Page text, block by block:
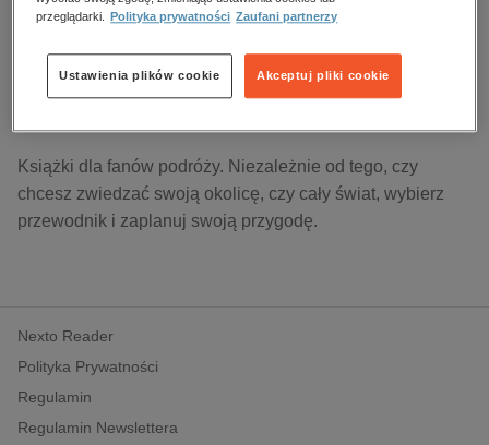
darmowe wydania
dzienniki
komputery, internet, technologie, informatyka
kobiece, lifestyle, kultura
popularno-naukowe
historia
zdrowie
religie
Książki dla fanów podróży. Niezależnie od tego, czy
chcesz zwiedzać swoją okolicę, czy cały świat, wybierz
przewodnik i zaplanuj swoją przygodę.
Brak produktów.
Nexto Reader
Polityka Prywatności
Regulamin
Regulamin Newslettera
przeglądarki.
Polityka prywatności Zaufani partnerzy
Akceptuj pliki cookie
Ustawienia plików cookie